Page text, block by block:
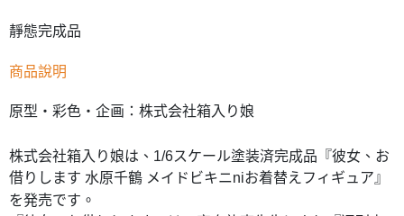
靜態完成品
商品說明
原型・彩色・企画：株式会社箱入り娘
株式会社箱入り娘は、1/6スケール塗装済完成品『彼女、お
借りします 水原千鶴 メイドビキニniお着替えフィギュア』
を発売です。